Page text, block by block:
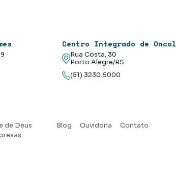
Centro Integrado de
Rua Costa, 30
Porto Alegre/RS
(51) 3230.6000
de Deus
Blog Ouvidoria Contato